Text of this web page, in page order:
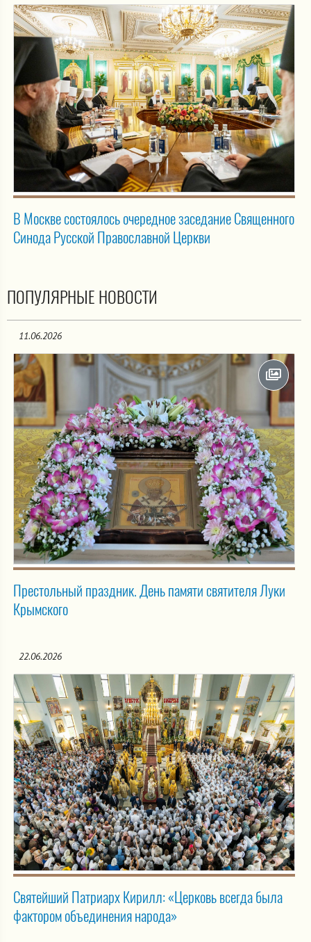
В Москве состоялось очередное заседание Священного
Синода Русской Православной Церкви
ПОПУЛЯРНЫЕ НОВОСТИ
11.06.2026
Престольный праздник. День памяти святителя Луки
Крымского
22.06.2026
Святейший Патриарх Кирилл: «Церковь всегда была
фактором объединения народа»